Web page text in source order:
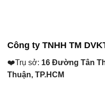
Công ty TNHH TM
❤️Trụ sở: 16 Đường Tân
Thuận, TP.HCM